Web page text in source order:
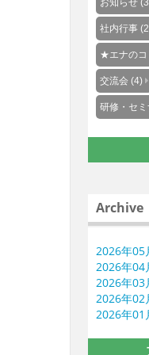
お知らせ
社内行事
★エナの
交流会 (4)
研修・セ
Archive
2026年05
2026年04
2026年03
2026年02
2026年01